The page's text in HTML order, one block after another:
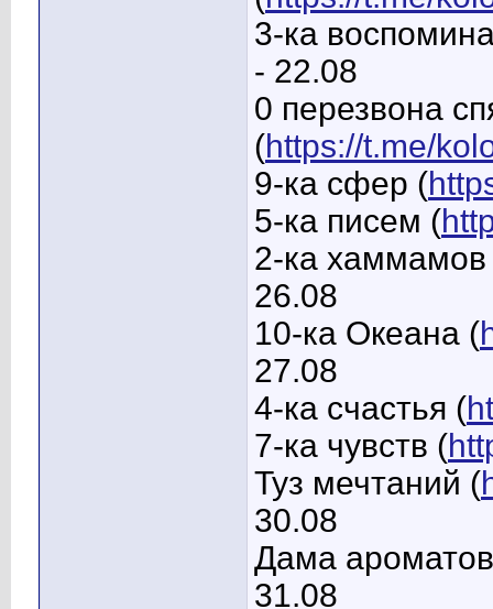
3-ка
- 22.08
0 перезвона
(https://t.me/
9-ка сфер (
5-ка писем (
2-ка хаммамов
26.08
10-ка Океана (
27.08
4-ка счастья (
7-ка чувств (
Туз мечтаний (
30.08
Дама
31.08